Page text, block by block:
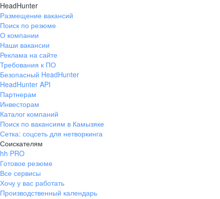
HeadHunter
Размещение вакансий
Поиск по резюме
О компании
Наши вакансии
Реклама на сайте
Требования к ПО
Безопасный HeadHunter
HeadHunter API
Партнерам
Инвесторам
Каталог компаний
Поиск по вакансиям в Камызяке
Сетка: соцсеть для нетворкинга
Соискателям
hh PRO
Готовое резюме
Все сервисы
Хочу у вас работать
Производственный календарь